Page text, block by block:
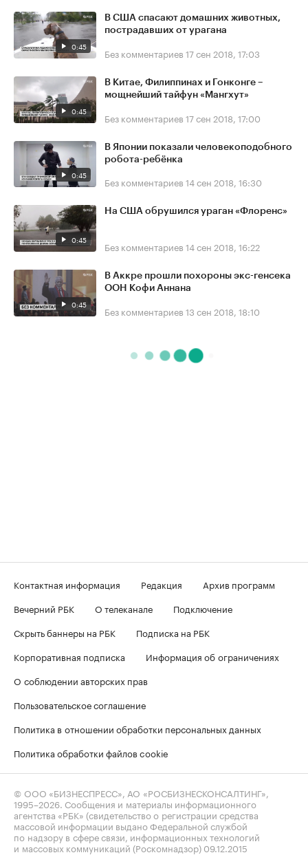
0:45
В США спасают домашних животных,
пострадавших от урагана
Без комментариев 17 сен 2018, 17:03
0:45
В Китае, Филиппинах и Гонконге –
мощнейший тайфун «Мангхут»
Без комментариев 17 сен 2018, 17:00
0:45
В Японии показали человекоподобного
робота-ребёнка
Без комментариев 14 сен 2018, 16:30
0:45
На США обрушился ураган «Флоренс»
Без комментариев 14 сен 2018, 16:22
0:45
В Аккре прошли похороны экс-генсека
ООН Кофи Аннана
Без комментариев 13 сен 2018, 18:10
Контактная информация Редакция
Архив программ
Вечерний РБК
О телеканале
Подключение
Скрыть баннеры на РБК
Подписка на РБК
Корпоративная подписка
Информация об ограничениях
О соблюдении авторских прав
Пользовательское соглашение
Политика в отношении обработки персональных данных
Политика обработки файлов cookie
© ООО «БИЗНЕСПРЕСС», АО «РОСБИЗНЕСКОНСАЛТИНГ»,
1995–2026 . Сообщения и материалы информационного
агентства «РБК» (свидетельство о регистрации средства
массовой информации выдано Федеральной службой
по надзору в сфере связи, информационных технологий
и массовых коммуникаций (Роскомнадзор) 09.12.2015